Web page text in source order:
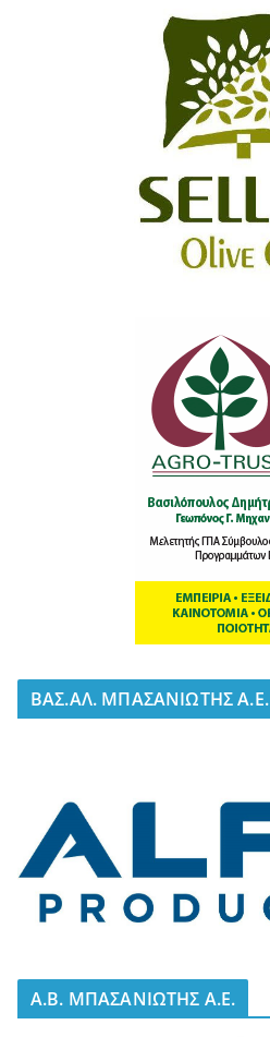
BΑΣ.ΑΛ. ΜΠΑΣΑΝΙΩΤΗΣ Α.Ε.
A.B. ΜΠΑΣΑΝΙΩΤΗΣ Α.Ε.